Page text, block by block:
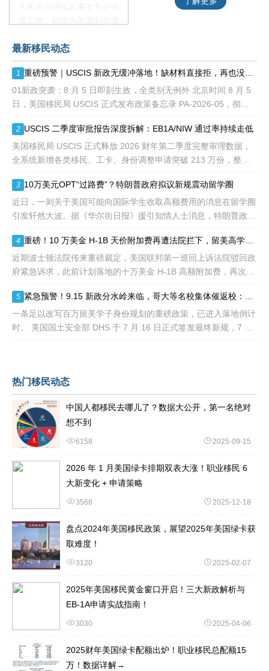
额占全球移民签证配额的
28.6%，即大约4万个移民
签证，都会用于满足"优
先"移民类别的申请。EB1A
不需要雇主支持、不用办理
等的限制，所以也愈来愈受
到中国杰出人才的青睐。
最新移民动态
1
01新政突袭：8 月 5 日即刻生效，全类别无例外 北京时间 8 月 5
日，美国移民局 USCIS 正式发布政策备忘录 PA-2026-05，彻底
2 USCIS 二季度审批报告深度拆解：EB1A/NIW 通过率持续走低
美国移民局 USCIS 正式释放 2026 财年第二季度完整审理数据，
全系统新增各类移民、工卡、身份调整申请突破 213 万份，整体
3 10万美元OPT“过路费”？特朗普政府拟议新规震动留学圈
近日，一则关于美国可能向国际学生收取高额费用的消息在留学圈
引发轩然大波。据《华尔街日报》援引知情人士消息，特朗普政府
中可能包括高达10万美元
4
近期波士顿法院传来重磅裁定，美国联邦第一巡回上诉法院驳回政
府紧急诉求，此前计划落地的十万美金 H-1B 高额附加费，再次被
5
一条足以改写百万留美学子身份规划的重磅政策，已进入落地倒计
时。 美国国土安全部 DHS 于 7 月 16 日正式签发最终新规，7 月
热门移民动态
中国人都移民去哪儿了？数据大公开，第一名绝对
想不到
6158 2025-09-15
2026 年 1 月美国绿卡排期双表大涨！职业移民 6
大新变化 + 申请策略
3568 2025-12-18
盘点2024年美国移民政策，展望2025年美国绿卡获
取难度！
3120 2025-02-07
2025年美国移民黄金窗口开启！三大新政解析与
EB-1A申请实战指南！
3030 2025-04-06
2025财年美国绿卡配额出炉！职业移民总配额15
万！数据详解→